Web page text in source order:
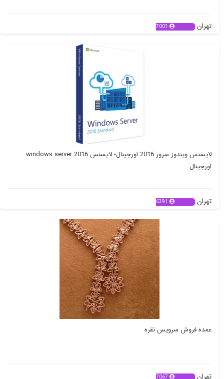
تهران 7001
لایسنس ویندوز سرور 2016 اورجینال- لایسنس windows server 2016
اورجینال
تهران 6391
عمده فروش سرویس نقره
تهران 7067